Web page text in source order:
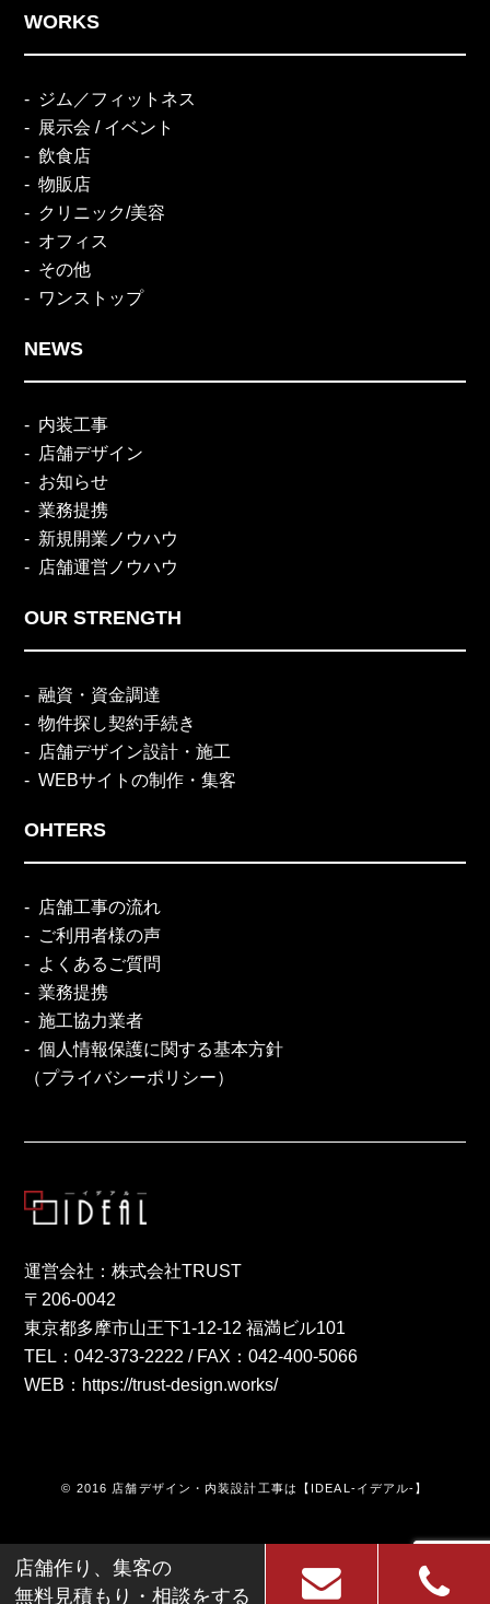
WORKS
ジム／フィットネス
展示会 / イベント
飲食店
物販店
クリニック/美容
オフィス
その他
ワンストップ
NEWS
内装工事
店舗デザイン
お知らせ
業務提携
新規開業ノウハウ
店舗運営ノウハウ
OUR STRENGTH
融資・資金調達
物件探し契約手続き
店舗デザイン設計・施工
WEBサイトの制作・集客
OHTERS
店舗工事の流れ
ご利用者様の声
よくあるご質問
業務提携
施工協力業者
個人情報保護に関する基本方針
（プライバシーポリシー）
運営会社：株式会社TRUST
〒206-0042
東京都多摩市山王下1-12-12 福満ビル101
TEL：042-373-2222 / FAX：042-400-5066
WEB： https://trust-design.works/
© 2016 店舗デザイン・内装設計工事は【IDEAL-イデアル-】
店舗作り、集客の
無料見積もり・相談をする